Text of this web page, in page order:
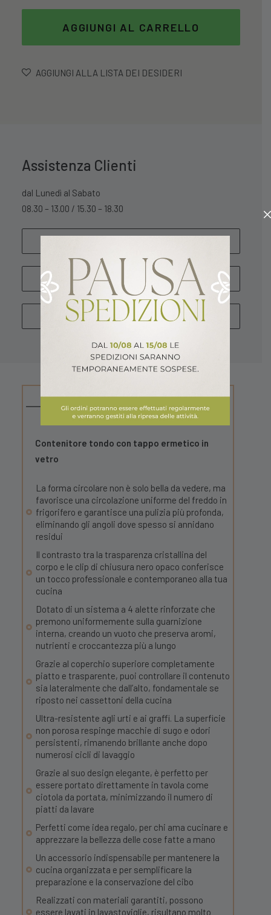
Con
Tappo
Vetro
AGGIUNGI AL CARRELLO
AGGIUNGI ALLA LISTA DEI DESIDERI
Assistenza Clienti
dal Lunedì al Sabato
08.30 – 13.00 / 15.30 – 18.30
WHATSAPP
CHIAMA
DESCRIZIONE
Contenitore tondo con tappo ermetico in
vetro
La forma circolare non è solo bella da vedere, ma
favorisce una circolazione uniforme del freddo in
frigorifero e garantisce una pulizia più profonda,
eliminando gli angoli dove spesso si annidano
residui
Il contrasto tra la trasparenza cristallina del
corpo e le clip di chiusura nero opaco conferisce
un tocco professionale e contemporaneo alla tua
cucina
Dotato di un sistema a 4 alette rinforzate che
premono uniformemente sulla guarnizione
interna, creando un vuoto che preserva aromi,
nutrienti e croccantezza più a lungo
Grazie al coperchio superiore completamente
piatto e trasparente, puoi controllare il contenuto
sia lateralmente che dall’alto, fondamentale se
riposto nei cassettoni della cucina
Ultra-resistente agli urti e ai graffi. La superficie
non porosa respinge macchie di sugo e odori
persistenti, rimanendo brillante anche dopo
numerosi cicli di lavaggio
Grazie al suo design elegante, è perfetto per
essere portato direttamente in tavola come
ciotola da portata, minimizzando il numero di
piatti da lavare
Perfetti come idea regalo, per chi ama cucinare e
apprezzare la bellezza delle cose fatte a mano
Un accessorio indispensabile per mantenere la
cucina organizzata e per semplificare la
preparazione e la conservazione del cibo
Realizzati con materiali garantiti, possono
essere lavati in lavastoviglie, risultano molto